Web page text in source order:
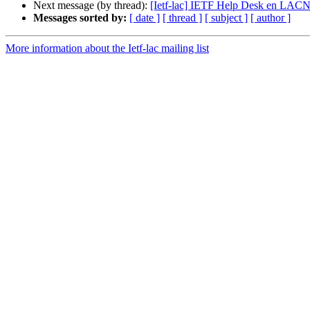
Next message (by thread): [Ietf-lac] IETF Help Desk en
Messages sorted by: [ date ] [ thread ] [ subject ] [ author ]
More information about the Ietf-lac mailing list